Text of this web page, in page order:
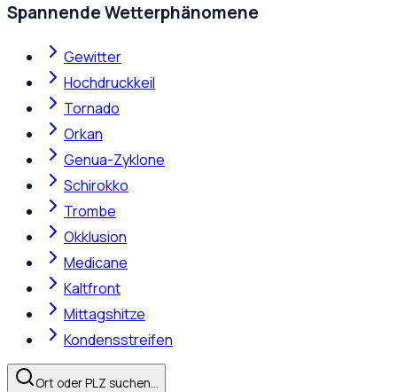
Spannende Wetterphänomene
Gewitter
Hochdruckkeil
Tornado
Orkan
Genua-Zyklone
Schirokko
Trombe
Okklusion
Medicane
Kaltfront
Mittagshitze
Kondensstreifen
Ort oder PLZ suchen…